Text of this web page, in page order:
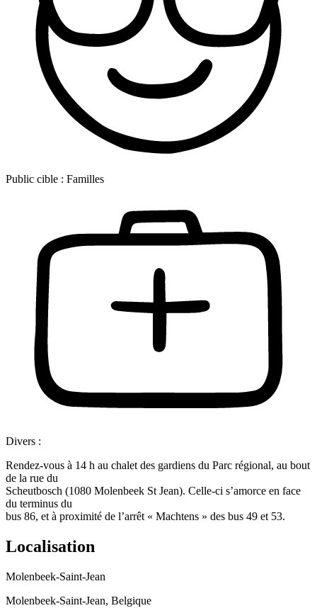
Public cible : Familles
Divers :
Rendez-vous à 14 h au chalet des gardiens du Parc régional, au bout
de la rue du
Scheutbosch (1080 Molenbeek St Jean). Celle-ci s’amorce en face
du terminus du
bus 86, et à proximité de l’arrêt « Machtens » des bus 49 et 53.
Localisation
Molenbeek-Saint-Jean
Molenbeek-Saint-Jean, Belgique